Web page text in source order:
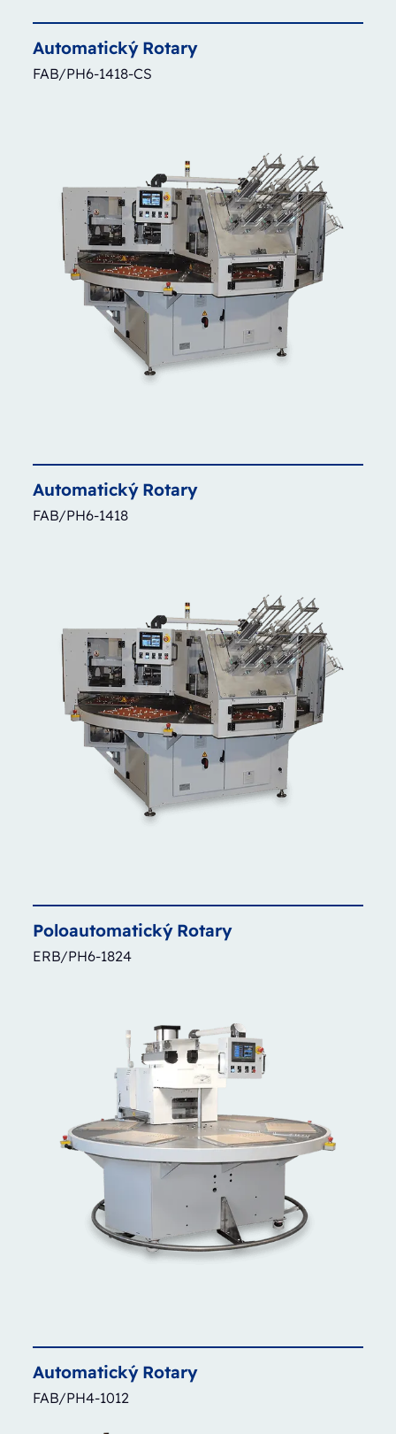
Automatický Rotary
FAB/PH6-1418-CS
Automatický Rotary
FAB/PH6-1418
Poloautomatický Rotary
ERB/PH6-1824
Automatický Rotary
FAB/PH4-1012